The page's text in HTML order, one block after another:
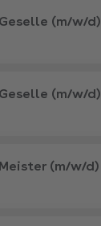
(m/w/d)
(m/w/d)
(m/w/d)